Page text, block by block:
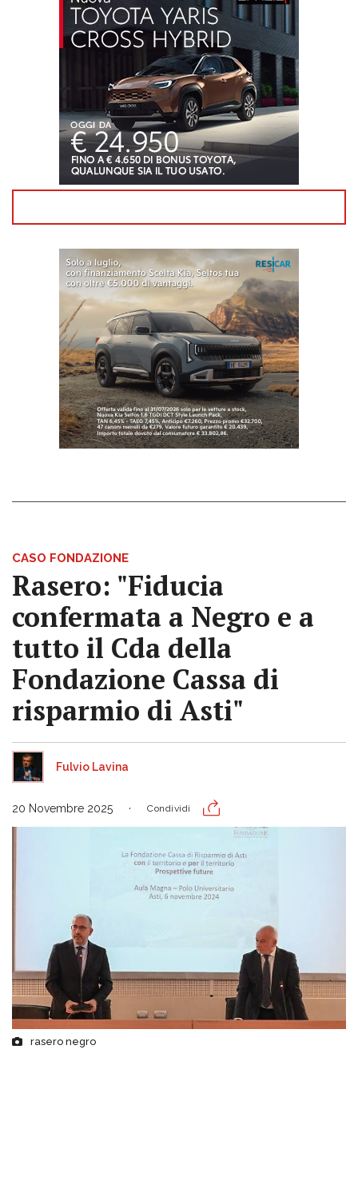
CASO FONDAZIONE
Rasero: "Fiducia
confermata a Negro e a
tutto il Cda della
Fondazione Cassa di
risparmio di Asti"
Fulvio Lavina
20 Novembre 2025 Condividi
rasero negro